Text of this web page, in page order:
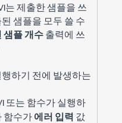
는 제출한 샘플을 쓰
샘플을 모두 쓸 수
샘플 개수출력에 쓰
하기 전에 발생하는
또는 함수가 실행하
함수가에러 입력 값